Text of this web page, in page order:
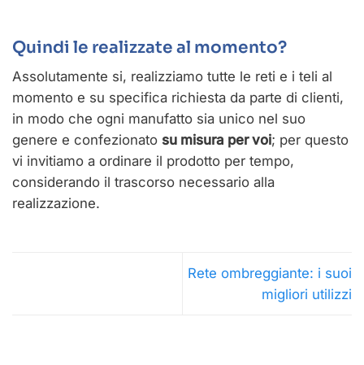
Quindi le realizzate al momento?
Assolutamente si, realizziamo tutte le reti e i teli al
momento e su specifica richiesta da parte di clienti,
in modo che ogni manufatto sia unico nel suo
genere e confezionato su misura per voi; per questo
vi invitiamo a ordinare il prodotto per tempo,
considerando il trascorso necessario alla
realizzazione.
Rete ombreggiante: i suoi
migliori utilizzi